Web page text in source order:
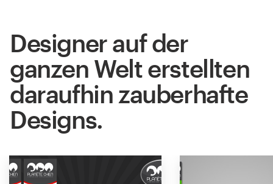
Designer auf der
ganzen Welt erstellten
daraufhin zauberhafte
Designs.